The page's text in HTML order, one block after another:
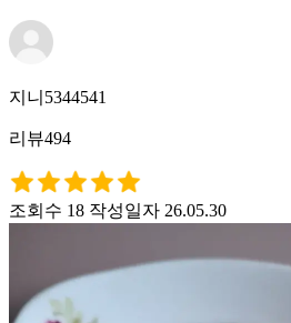
지니5344541
리뷰494
조회수 18 작성일자 26.05.30